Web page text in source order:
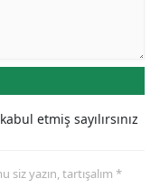
etmiş sayılırsınız
yazın, tartışalım *